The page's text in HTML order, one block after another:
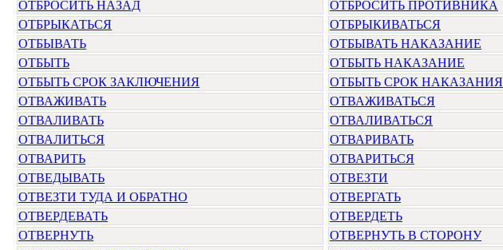
ОТБРОСИТЬ НАЗАД
ОТБРОСИТЬ ПРОТИВНИКА
ОТБРЫКАТЬСЯ
ОТБРЫКИВАТЬСЯ
ОТБЫВАТЬ
ОТБЫВАТЬ НАКАЗАНИЕ
ОТБЫТЬ
ОТБЫТЬ НАКАЗАНИЕ
ОТБЫТЬ СРОК ЗАКЛЮЧЕНИЯ
ОТБЫТЬ СРОК НАКАЗАНИЯ
ОТВАЖИВАТЬ
ОТВАЖИВАТЬСЯ
ОТВАЛИВАТЬ
ОТВАЛИВАТЬСЯ
ОТВАЛИТЬСЯ
ОТВАРИВАТЬ
ОТВАРИТЬ
ОТВАРИТЬСЯ
ОТВЕДЫВАТЬ
ОТВЕЗТИ
ОТВЕЗТИ ТУДА И ОБРАТНО
ОТВЕРГАТЬ
ОТВЕРДЕВАТЬ
ОТВЕРДЕТЬ
ОТВЕРНУТЬ
ОТВЕРНУТЬ В СТОРОНУ